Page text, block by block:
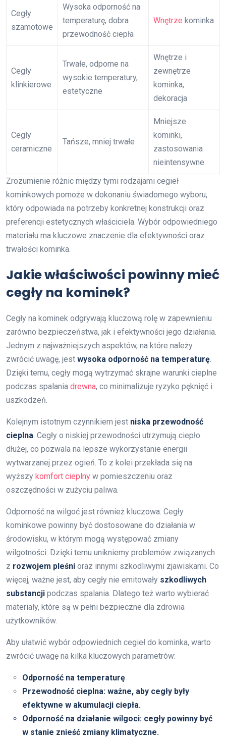
Cegły
szamotowe
Wysoka odporność na
temperaturę, dobra
przewodność ciepła
Wnętrze kominka
Cegły
klinkierowe
Trwałe, odporne na
wysokie temperatury,
estetyczne
Wnętrze i
zewnętrze
kominka,
dekoracja
Cegły
ceramiczne
Tańsze, mniej trwałe
Mniejsze
kominki,
zastosowania
nieintensywne
Zrozumienie różnic między tymi rodzajami cegieł
kominkowych pomoże w dokonaniu świadomego wyboru,
który odpowiada na potrzeby konkretnej konstrukcji oraz
preferencji estetycznych właściciela. Wybór odpowiedniego
materiału ma kluczowe znaczenie dla efektywności oraz
trwałości kominka.
Jakie właściwości powinny mieć
cegły na kominek?
Cegły na kominek odgrywają kluczową rolę w zapewnieniu
zarówno bezpieczeństwa, jak i efektywności jego działania.
Jednym z najważniejszych aspektów, na które należy
zwrócić uwagę, jest wysoka odporność na temperaturę
Dzięki temu, cegły mogą wytrzymać skrajne warunki cieplne
podczas spalania drewna, co minimalizuje ryzyko pęknięć i
uszkodzeń.
Kolejnym istotnym czynnikiem jest niska przewodność
cieplna . Cegły o niskiej przewodności utrzymują ciepło
dłużej, co pozwala na lepsze wykorzystanie energii
wytwarzanej przez ogień. To z kolei przekłada się na
wyższy komfort cieplny w pomieszczeniu oraz
oszczędności w zużyciu paliwa.
Odporność na wilgoć jest również kluczowa. Cegły
kominkowe powinny być dostosowane do działania w
środowisku, w którym mogą występować zmiany
wilgotności. Dzięki temu unikniemy problemów związanych
z rozwojem pleśni oraz innymi szkodliwymi zjawiskami. Co
więcej, ważne jest, aby cegły nie emitowały szkodliwych
substancji podczas spalania. Dlatego też warto wybierać
materiały, które są w pełni bezpieczne dla zdrowia
użytkowników.
Aby ułatwić wybór odpowiednich cegieł do kominka, warto
zwrócić uwagę na kilka kluczowych parametrów:
Odporność na temperaturę
Przewodność cieplna: ważne, aby cegły były
efektywne w akumulacji ciepła.
Odporność na działanie wilgoci: cegły powinny być
w stanie znieść zmiany klimatyczne.